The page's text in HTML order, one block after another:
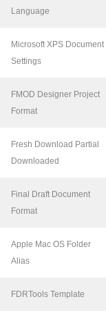
Language
Microsoft XPS Document
Settings
FMOD Designer Project
Format
Fresh Download Partial
Downloaded
Final Draft Document
Format
Apple Mac OS Folder
Alias
FDRTools Template